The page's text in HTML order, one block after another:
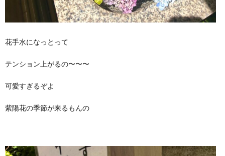
花手水になっとって
テンション上がるの〜〜〜
可愛すぎるぞよ
紫陽花の季節が来るもんの